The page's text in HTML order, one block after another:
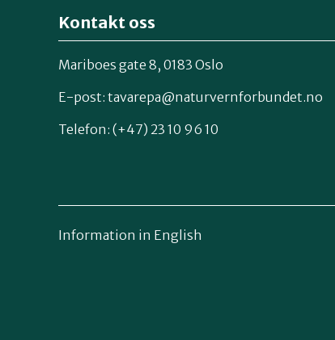
Kontakt oss
Mariboes gate 8, 0183 Oslo
E-post: tavarepa@naturvernforbundet.no
Telefon: (+47) 23 10 96 10
Information in English